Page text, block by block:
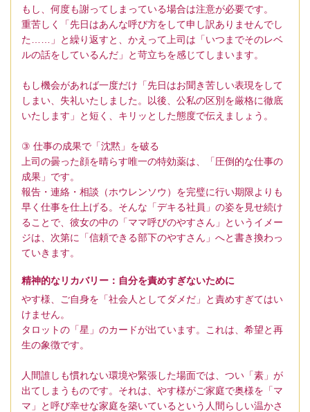
もし、何度も謝ってしまっている場合は注意が必要です。
重苦しく「先日はあんな呼び方をして申し訳ありませんでし
た……」と繰り返すと、かえって上司は「いつまでそのレベ
ルの話をしているんだ」と苛立ちを感じてしまいます。
もし機会があれば一度だけ「先日はお聞き苦しい表現をして
しまい、失礼いたしました。以後、公私の区別を厳格に徹底
いたします」と短く、キリッとした態度で伝えましょう。
③ 仕事の成果で「沈黙」を破る
上司の曇った顔を晴らす唯一の特効薬は、「圧倒的な仕事の
成果」です。
報告・連絡・相談（ホウレンソウ）を完璧に行い期限よりも
早く仕事を仕上げる。そんな「デキる社員」の姿を見せ続け
ることで、彼女の中の「ママ呼びのやすさん」というイメー
ジは、次第に「信頼できる部下のやすさん」へと書き換わっ
ていきます。
精神的なリカバリー：自分を責めすぎないために
やす様、ご自身を「社会人としてダメだ」と責めすぎてはい
けません。
タロットの「星」のカードが出ています。これは、希望と再
生の象徴です。
人間誰しも慣れない環境や緊張した場面では、つい「素」が
出てしまうものです。それは、やす様がご家庭で奥様を「マ
マ」と呼び幸せな家庭を築いているという人間らしい温かさ